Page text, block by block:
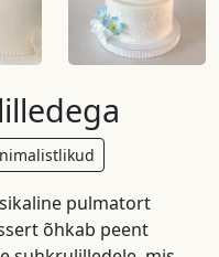
pulmatort
õhkab peent